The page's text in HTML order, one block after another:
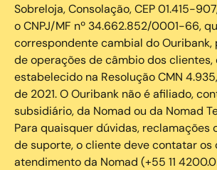
Sobreloja, Consolação, CEP 01.415-
o CNPJ/MF nº 34.662.852/0001-66,
correspondente cambial do Ouribank,
de operações de câmbio dos clientes,
estabelecido na Resolução CMN
de 2021. O Ouribank não é afiliado,
subsidiário, da Nomad ou da Nomad
Para quaisquer dúvidas, reclamações
de suporte, o cliente deve contatar os
atendimento da Nomad (+55 11